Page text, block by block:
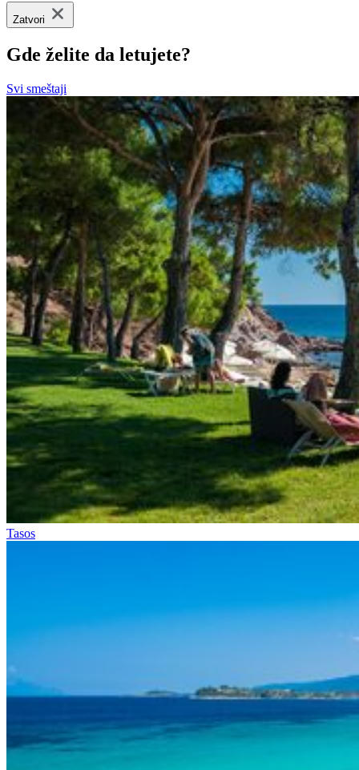
Zatvori
Gde želite da letujete?
Svi smeštaji
Tasos